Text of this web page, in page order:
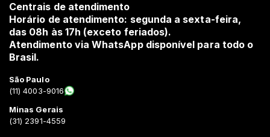
Centrais de atendimento
Horário de atendimento: segunda a sexta-feira,
das 08h às 17h (exceto feriados).
Atendimento via WhatsApp disponível para todo o
Brasil.
São Paulo
(11) 4003-9016
Minas Gerais
(31) 2391-4559